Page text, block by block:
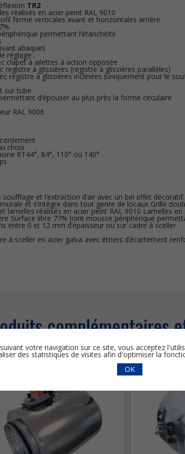
complémentaires
TR2
réalisés en acier peint RAL 9010
fermé verticales avant et horizontales arrière
permettant l’étanchéité
abaques
réglage :
clapet à ailettes à action opposée
registre à glissières (registre à glissières parallèles)
registre à glissières inclinées (uniquement pour le
sur tube
d’épouser au plus près la forme circulaire
RAL 9006
choix
RT44°, 84°, 110° ou 140°
soufflage et l’extraction d’air avec un bel effet
et s’intègre dans tout genre de locaux Grille
lamelles réalisés en acier peint RAL 9010 Lamelles
Surface libre 77% Joint mousse périphérique
entre 0 et 12 mm d’épaisseur ou sur cadre à sceller
à sceller en acier galva avec étriers d’écartement
votre navigation sur ce site, vous acceptez
des statistiques de visites afin d'optimiser la
OK